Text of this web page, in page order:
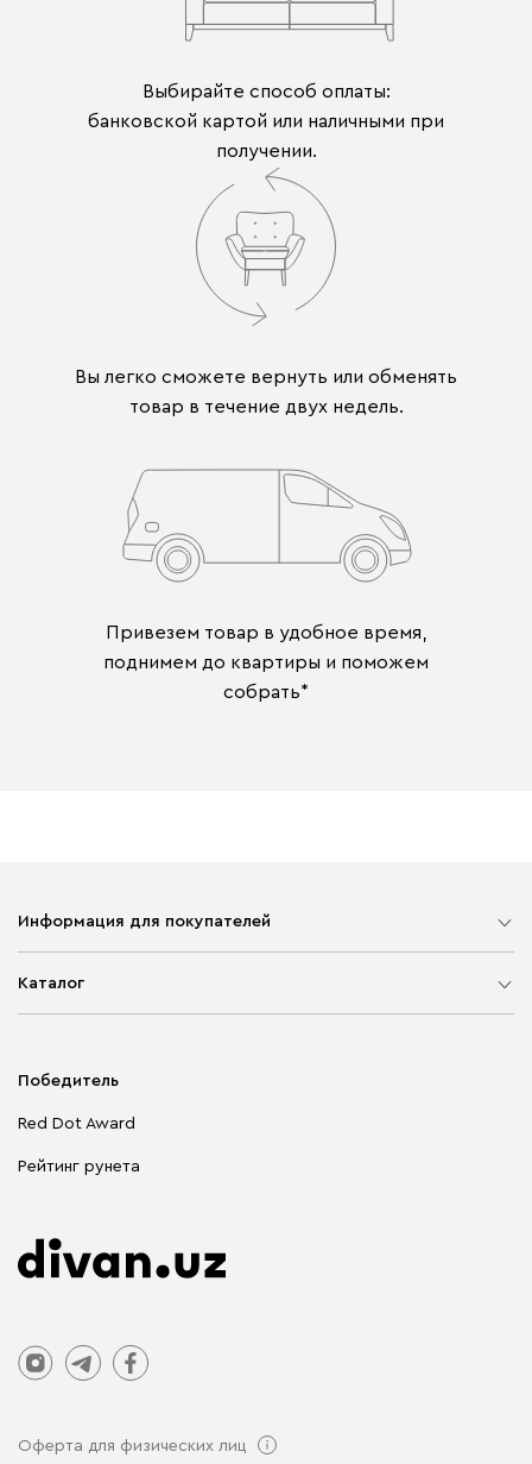
Выбирайте способ оплаты:
банковской картой или наличными при
получении.
Вы легко сможете вернуть или обменять
товар в течение двух недель.
Привезем товар в удобное время,
поднимем до квартиры и поможем
собрать*
Информация для покупателей
Каталог
Корпусная мебель
Столы и стулья
Победитель
Red Dot Award
Рейтинг рунета
Оферта для физических лиц